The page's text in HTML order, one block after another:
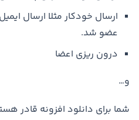
عضو شد.
درون ریزی اعضا
و…
شما برای دانلود افزونه قادر